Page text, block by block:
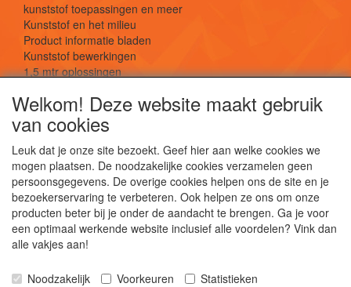
kunststof toepassingen en meer
Kunststof en het milieu
Product informatie bladen
Kunststof bewerkingen
1,5 mtr oplossingen
SOCIALE MEDIA
De webshop voor kunststof platen, folies, buizen
Kunststof bewerkingen, productontwerp en
Welkom! Deze website maakt gebruik
van cookies
Leuk dat je onze site bezoekt. Geef hier aan welke cookies we
mogen plaatsen. De noodzakelijke cookies verzamelen geen
persoonsgegevens. De overige cookies helpen ons de site en je
bezoekerservaring te verbeteren. Ook helpen ze ons om onze
producten beter bij je onder de aandacht te brengen. Ga je voor
een optimaal werkende website inclusief alle voordelen? Vink dan
alle vakjes aan!
Noodzakelijk Voorkeuren Statistieken